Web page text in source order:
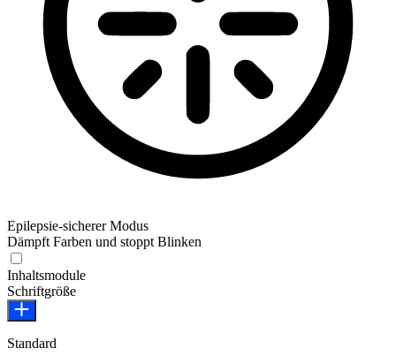
Epilepsie-sicherer Modus
Dämpft Farben und stoppt Blinken
Inhaltsmodule
Schriftgröße
Standard